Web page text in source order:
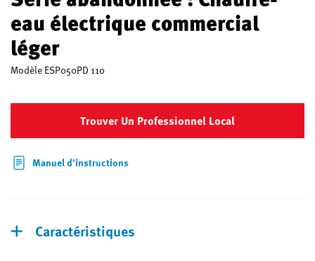
eau électrique commercial
léger
ModèleESP050PD 110
Trouver Un Professionnel Local
Manuel d’instructions
Caractéristiques